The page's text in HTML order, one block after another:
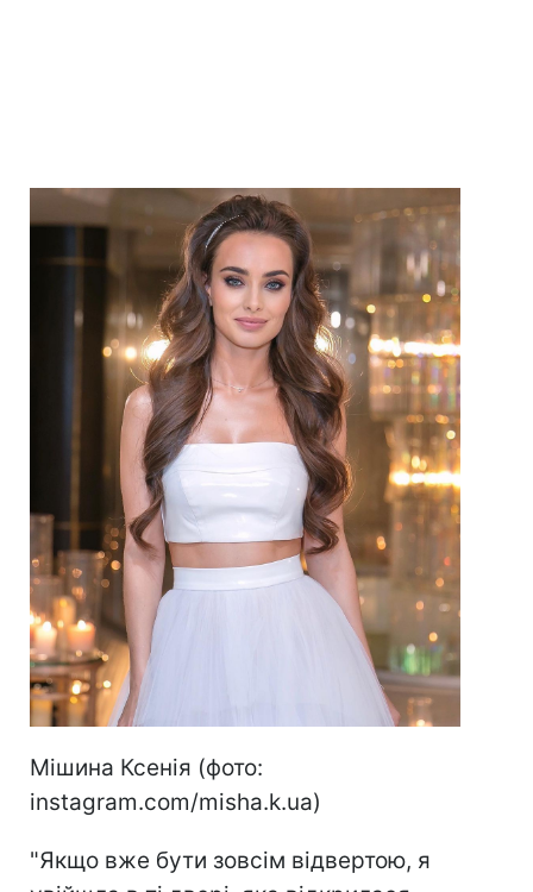
Мішина Ксенія (фото:
instagram.com/misha.k.ua)
"Якщо вже бути зовсім відвертою, я